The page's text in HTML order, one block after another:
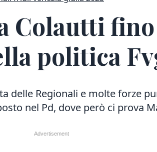
Colautti
politica
delle Regionali e molte forze
nel Pd, dove però ci prova